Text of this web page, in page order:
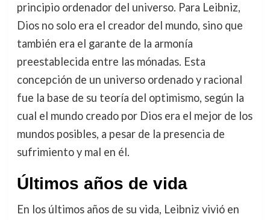
principio ordenador del universo. Para Leibniz,
Dios no solo era el creador del mundo, sino que
también era el garante de la armonía
preestablecida entre las mónadas. Esta
concepción de un universo ordenado y racional
fue la base de su teoría del optimismo, según la
cual el mundo creado por Dios era el mejor de los
mundos posibles, a pesar de la presencia de
sufrimiento y mal en él.
Últimos años de vida
En los últimos años de su vida, Leibniz vivió en